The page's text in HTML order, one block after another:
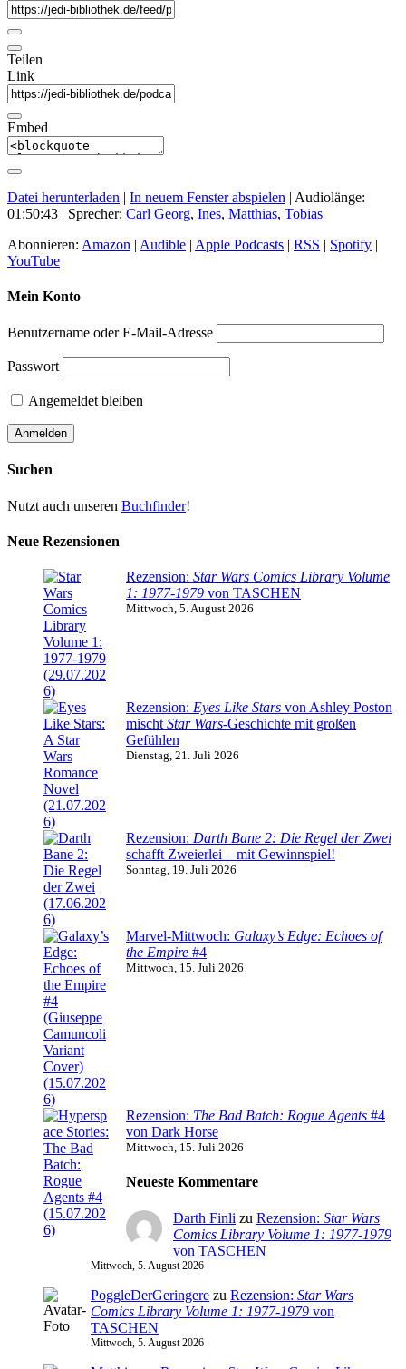
Teilen
Link
Embed
Datei herunterladen | In neuem Fenster abspielen | Audiolänge:
01:50:43 | Sprecher: Carl Georg, Ines, Matthias, Tobias
Abonnieren: Amazon | Audible | Apple Podcasts | RSS | Spotify |
YouTube
Mein Konto
Benutzername oder E-Mail-Adresse
Passwort
Angemeldet bleiben
Suchen
Nutzt auch unseren Buchfinder!
Neue Rezensionen
Rezension: Star Wars Comics Library Volume
1: 1977-1979 von TASCHEN
Mittwoch, 5. August 2026
Rezension: Eyes Like Stars von Ashley Poston
mischt Star Wars-Geschichte mit großen
Gefühlen
Dienstag, 21. Juli 2026
Rezension: Darth Bane 2: Die Regel der Zwei
schafft Zweierlei – mit Gewinnspiel!
Sonntag, 19. Juli 2026
Marvel-Mittwoch: Galaxy’s Edge: Echoes of
the Empire #4
Mittwoch, 15. Juli 2026
Rezension: The Bad Batch: Rogue Agents #4
von Dark Horse
Mittwoch, 15. Juli 2026
Neueste Kommentare
Darth Finli zu Rezension: Star Wars
Comics Library Volume 1: 1977-1979
von TASCHEN
Mittwoch, 5. August 2026
PoggleDerGeringere zu Rezension: Star Wars
Comics Library Volume 1: 1977-1979 von
TASCHEN
Mittwoch, 5. August 2026